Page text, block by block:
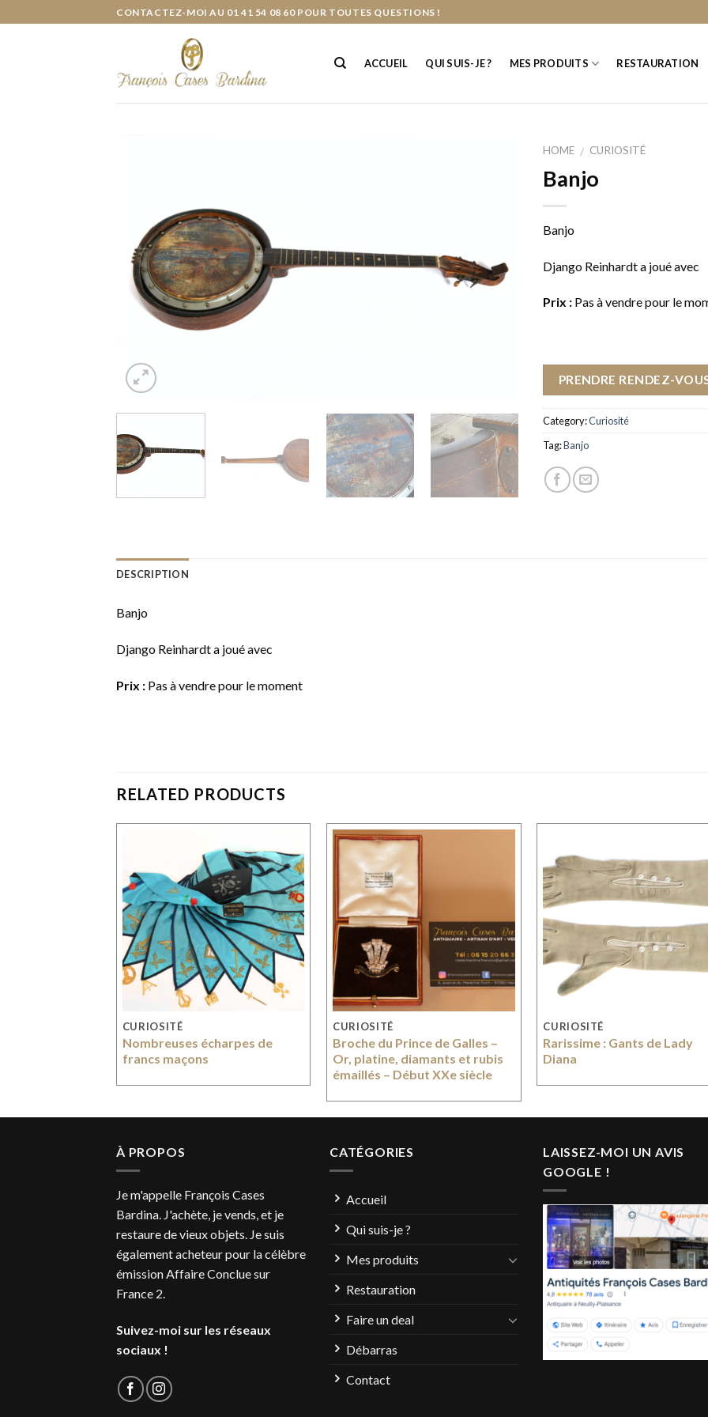
CONTACTEZ-MOI AU 01 41 54 08 60 POUR TOUTES QUESTIONS !
ACCUEIL QUI SUIS-JE ? MES PRODUITS RESTAURATION
HOME / CURIOSITÉ
Banjo
Banjo
Django Reinhardt a joué avec
Prix : Pas à vendre pour le
PRENDRE RENDEZ-
Category:Curiosité
Tag:Banjo
DESCRIPTION
Banjo
Django Reinhardt a joué avec
Prix : Pas à vendre pour le moment
RELATED PRODUCTS
CURIOSITÉ
Nombreuses écharpes de
francs maçons
CURIOSITÉ
Broche du Prince de Galles –
Or, platine, diamants et rubis
émaillés – Début XXe siècle
CURIOSITÉ
Rarissime : Gants de Lady
Diana
À PROPOS
Je m'appelle François Cases
Bardina. J'achète, je vends, et je
restaure de vieux objets. Je suis
également acheteur pour la célèbre
émission Affaire Conclue sur
France 2.
Suivez-moi sur les réseaux
sociaux !
CATÉGORIES
Accueil
Qui suis-je ?
Mes produits
Restauration
Faire un deal
Débarras
Contact
LAISSEZ-MOI UN AVIS
GOOGLE !